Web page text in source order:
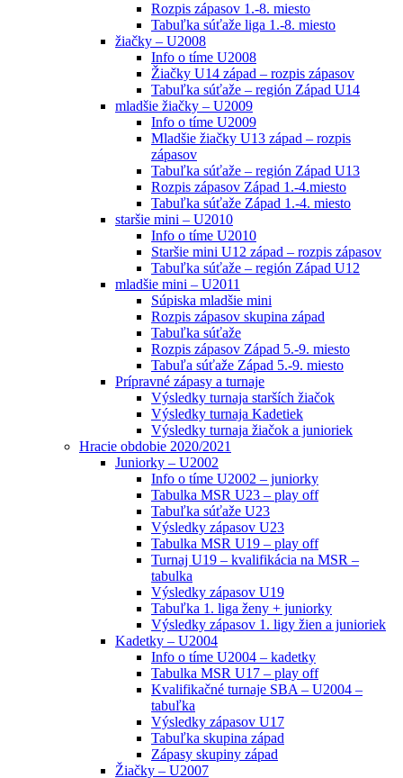
Rozpis zápasov 1.-8. miesto
Tabuľka súťaže liga 1.-8. miesto
žiačky – U2008
Info o tíme U2008
Žiačky U14 západ – rozpis zápasov
Tabuľka súťaže – región Západ U14
mladšie žiačky – U2009
Info o tíme U2009
Mladšie žiačky U13 západ – rozpis
zápasov
Tabuľka súťaže – región Západ U13
Rozpis zápasov Západ 1.-4.miesto
Tabuľka súťaže Západ 1.-4. miesto
staršie mini – U2010
Info o tíme U2010
Staršie mini U12 západ – rozpis zápasov
Tabuľka súťaže – región Západ U12
mladšie mini – U2011
Súpiska mladšie mini
Rozpis zápasov skupina západ
Tabuľka súťaže
Rozpis zápasov Západ 5.-9. miesto
Tabuľa súťaže Západ 5.-9. miesto
Prípravné zápasy a turnaje
Výsledky turnaja starších žiačok
Výsledky turnaja Kadetiek
Výsledky turnaja žiačok a junioriek
Hracie obdobie 2020/2021
Juniorky – U2002
Info o tíme U2002 – juniorky
Tabulka MSR U23 – play off
Tabuľka súťaže U23
Výsledky zápasov U23
Tabulka MSR U19 – play off
Turnaj U19 – kvalifikácia na MSR –
tabulka
Výsledky zápasov U19
Tabuľka 1. liga ženy + juniorky
Výsledky zápasov 1. ligy žien a junioriek
Kadetky – U2004
Info o tíme U2004 – kadetky
Tabulka MSR U17 – play off
Kvalifikačné turnaje SBA – U2004 –
tabuľka
Výsledky zápasov U17
Tabuľka skupina západ
Zápasy skupiny západ
Žiačky – U2007